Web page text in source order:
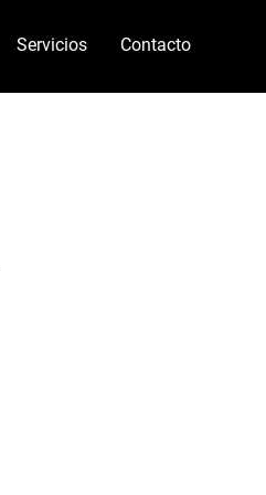
Servicios Contacto